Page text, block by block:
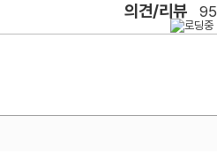
의견/리뷰 95